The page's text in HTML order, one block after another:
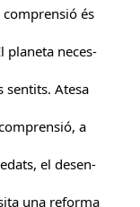
comprensió és
planeta neces-
sentits. Atesa
a
el desen-
una reforma